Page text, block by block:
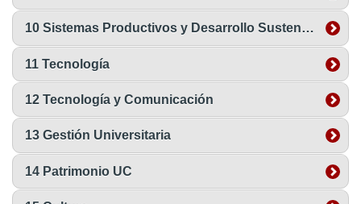
10 Sistemas Productivos y Desarrollo Sustentable
11 Tecnología
12 Tecnología y Comunicación
13 Gestión Universitaria
14 Patrimonio UC